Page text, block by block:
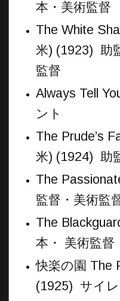
本・美術監督
The White
米) (1923) 助
監督
Always Tell
ント
The Prude’s
米) (1924) 助
The
監督・美術監
The
本・ 美術監督
快楽の園 The
(1925) サイレ